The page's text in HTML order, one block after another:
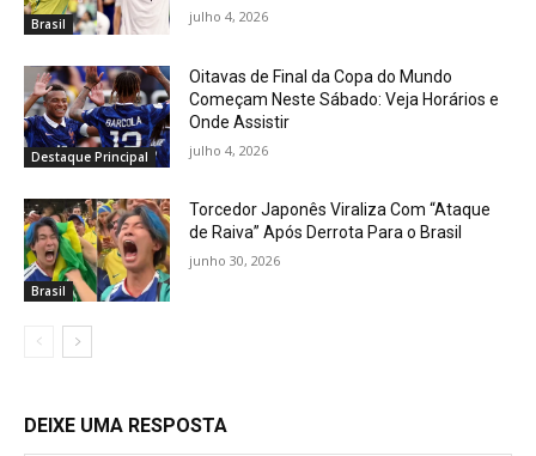
Brasil julho 4, 2026
Destaque Principal
Oitavas de Final da Copa do Mundo
Começam Neste Sábado: Veja Horários e
Onde Assistir
julho 4, 2026
Brasil
Torcedor Japonês Viraliza Com “Ataque
de Raiva” Após Derrota Para o Brasil
junho 30, 2026
DEIXE UMA RESPOSTA